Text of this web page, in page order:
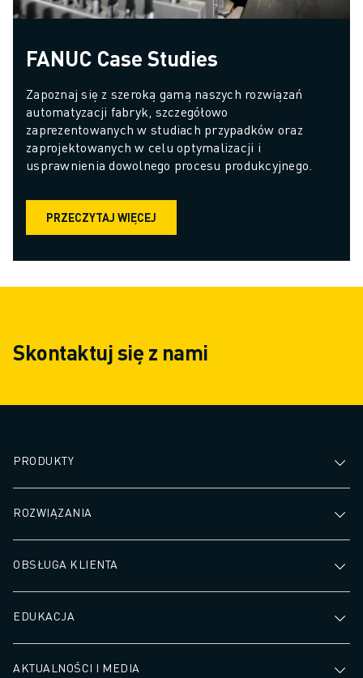
FANUC Case Studies
Zapoznaj się z szeroką gamą naszych rozwiązań
automatyzacji fabryk, szczegółowo
zaprezentowanych w studiach przypadków oraz
zaprojektowanych w celu optymalizacji i
usprawnienia dowolnego procesu produkcyjnego.
PRZECZYTAJ WIĘCEJ
Skontaktuj się z nami
PRODUKTY
ROZWIĄZANIA
OBSŁUGA KLIENTA
EDUKACJA
AKTUALNOŚCI I MEDIA